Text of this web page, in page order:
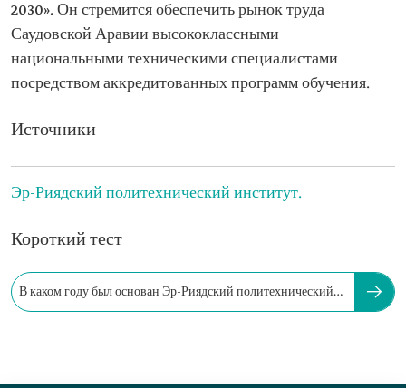
2030». Он стремится обеспечить рынок труда
Саудовской Аравии высококлассными
национальными техническими специалистами
посредством аккредитованных программ обучения.
Источники
Эр-Риядский политехнический институт.
Короткий тест
В каком году был основан Эр-Риядский политехнический